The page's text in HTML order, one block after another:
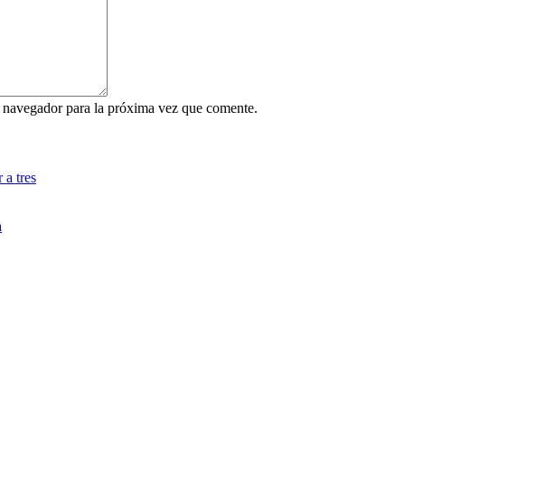
para la próxima vez que comente.
a tres